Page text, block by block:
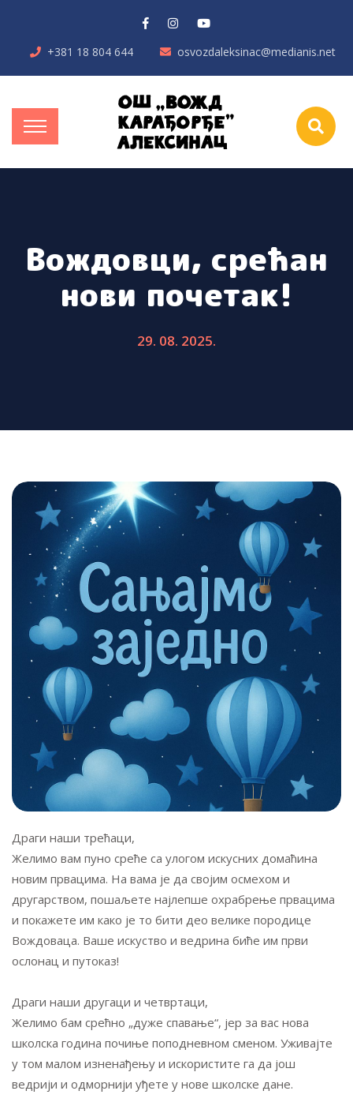
+381 18 804 644 osvozdaleksinac@medianis.net
Вождовци, срећан
нови почетак!
29. 08. 2025.
Драги наши трећаци,
Желимо вам пуно среће са улогом искусних домаћина
новим првацима. На вама је да својим осмехом и
другарством, пошаљете најлепше охрабрење првацима
и покажете им како је то бити део велике породице
Вождоваца. Ваше искуство и ведрина биће им први
ослонац и путоказ!
Драги наши другаци и четвртаци,
Желимо бам срећно „дуже спавање“, јер за вас нова
школска година почиње поподневном сменом. Уживајте
у том малом изненађењу и искористите га да још
ведрији и одморнији уђете у нове школске дане.